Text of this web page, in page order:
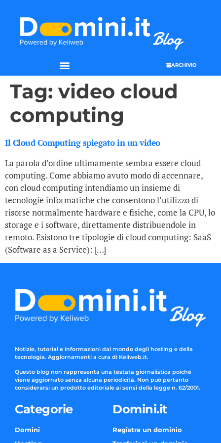
ARCHIVIO
Tag: video cloud
computing
Il Cloud Computing spiegato in un video
La parola d’ordine ultimamente sembra essere cloud
computing. Come abbiamo avuto modo di accennare,
con cloud computing intendiamo un insieme di
tecnologie informatiche che consentono l’utilizzo di
risorse normalmente hardware e fisiche, come la CPU, lo
storage e i software, direttamente distribuendole in
remoto. Esistono tre tipologie di cloud computing: SaaS
(Software as a Service): […]
Notizie, tutorial e informazioni dal mondo degli hosting e della
tecnologia. Aggiornamenti a cura di Keliweb.it.
Questo blog non rappresenta una testata giornalistica poiché
viene aggiornato senza alcuna periodicità. Non può pertanto
considerarsi un prodotto editoriale ai sensi della legge n. 62/2001.
Categorie
Domini
Domini.it
Registra un dominio